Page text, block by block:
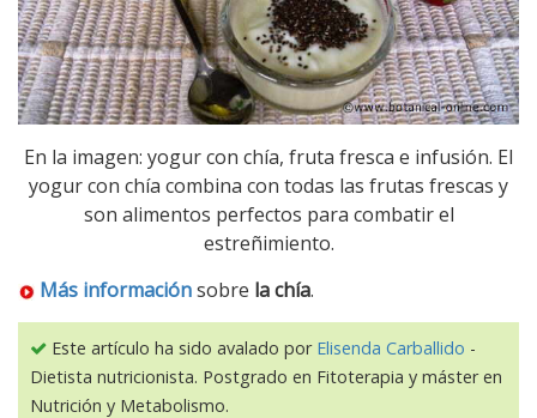
En la imagen: yogur con chía, fruta fresca e infusión. El
yogur con chía combina con todas las frutas frescas y
son alimentos perfectos para combatir el
estreñimiento.
Más informaciónsobre la chía.
Este artículo ha sido avalado por Elisenda Carballido -
Dietista nutricionista. Postgrado en Fitoterapia y máster en
Nutrición y Metabolismo.